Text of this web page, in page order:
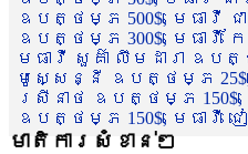
ឧបត្ថម្ភ 500$, មេធាវី
ឧបត្ថម្ភ 300$, មេធាវី
មេធាវី សួគ៌ា លឹមដារា ឧប
មូសេ្សន្នី ឧបត្ថម្ភ 25$,
ស្រីនាថ ឧបត្ថម្ភ 150$,
ឧបត្ថម្ភ 150$, មេធាវី
មាតិការសំខាន់ៗ